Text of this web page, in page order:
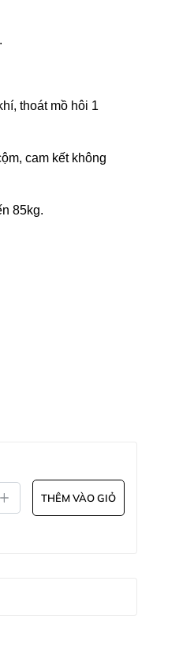
thoát mồ hôi 1
cam kết không
85kg.
THÊM VÀO GIỎ